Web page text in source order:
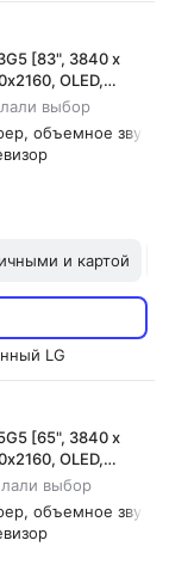
[83", 3840 x
OLED,
выбор
объемное
и картой
LG
[65", 3840 x
OLED,
выбор
объемное